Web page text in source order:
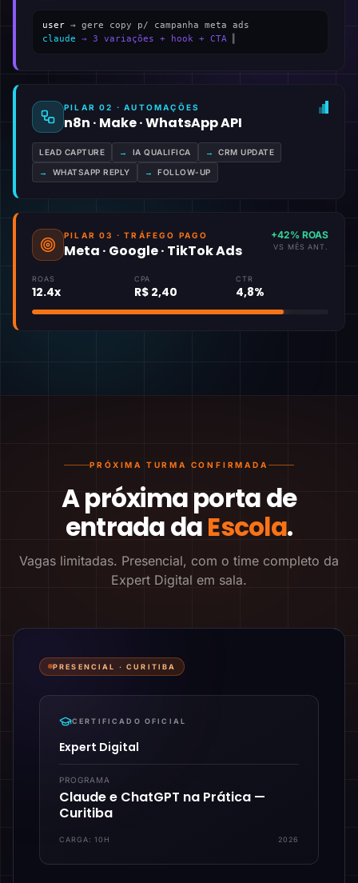
user → gere copy p/ campanha meta ads
claude → 3 variações + hook + CTA
PILAR 02 · AUTOMAÇÕES
n8n · Make · WhatsApp API
LEAD CAPTURE → IA QUALIFICA → CRM UPDATE
→ WHATSAPP REPLY → FOLLOW-UP
PILAR 03 · TRÁFEGO PAGO
Meta · Google · TikTok Ads
+42% ROAS
VS MÊS ANT.
ROAS
12.4x
CPA
R$ 2,40
CTR
4,8%
PRÓXIMA TURMA CONFIRMADA
A próxima porta de
entrada daEscola.
Vagas limitadas. Presencial, com o time completo da
Expert Digital em sala.
PRESENCIAL ·CURITIBA
CERTIFICADO OFICIAL
Expert Digital
PROGRAMA
Claude e ChatGPT na Prática —
Curitiba
CARGA:10H 2026